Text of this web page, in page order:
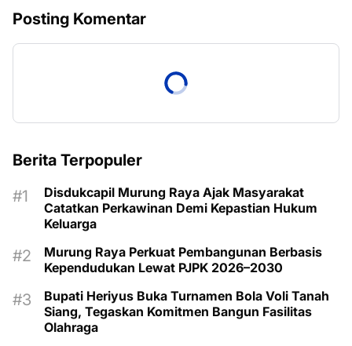
Posting Komentar
Berita Terpopuler
Disdukcapil Murung Raya Ajak Masyarakat
Catatkan Perkawinan Demi Kepastian Hukum
Keluarga
Murung Raya Perkuat Pembangunan Berbasis
Kependudukan Lewat PJPK 2026–2030
Bupati Heriyus Buka Turnamen Bola Voli Tanah
Siang, Tegaskan Komitmen Bangun Fasilitas
Olahraga